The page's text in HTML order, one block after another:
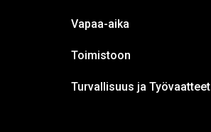
Vapaa-aika
Toimistoon
Turvallisuus ja Työvaatteet